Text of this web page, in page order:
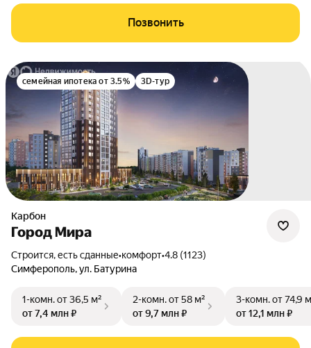
Позвонить
семейная ипотека от 3.5% 3D-тур
Карбон
Город Мира
Строится, есть сданные•комфорт•4.8 (1123)
Симферополь,ул. Батурина
1-комн.от 36,5 м²
от 7,4 млн ₽
2-комн.от 58 м²
от 9,7 млн ₽
3-комн.от 74,9
от 12,1 млн ₽